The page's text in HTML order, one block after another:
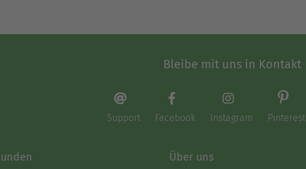
Bleibe mit uns in Kontakt
Support Facebook Instagram Pinterest
Über uns